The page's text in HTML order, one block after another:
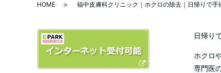
HOME 福中皮膚科クリニック｜ホクロの除去｜日帰りで手
日帰り
ホクロ
専門医